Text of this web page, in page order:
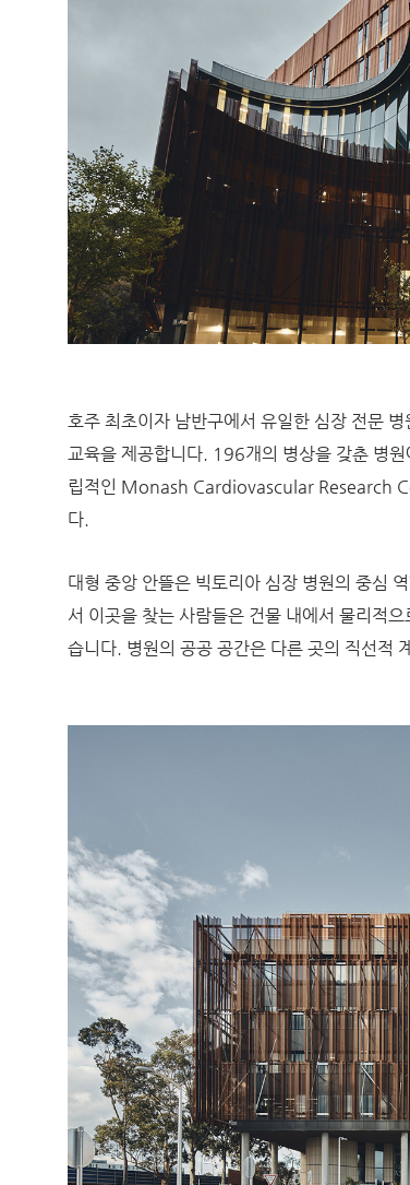
호주 최초이자 남반구에서 유일한 심장 전문
교육을 제공합니다. 196개의 병상을 갖춘 병
립적인 Monash Cardiovascular Research
다.
대형 중앙 안뜰은 빅토리아 심장 병원의 중심
서 이곳을 찾는 사람들은 건물 내에서 물리적
습니다. 병원의 공공 공간은 다른 곳의 직선적